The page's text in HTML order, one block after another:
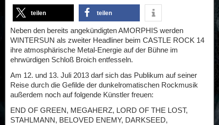
teilen teilen
Neben den bereits angekündigten AMORPHIS werden
WINTERSUN als zweiter Headliner beim CASTLE ROCK 14
ihre atmosphärische Metal-Energie auf der Bühne im
ehrwürdigen Schloß Broich entfesseln.
Am 12. und 13. Juli 2013 darf sich das Publikum auf seiner
Reise durch die Gefilde der dunkelromatischen Rockmusik
außerdem noch auf folgende Künstler freuen:
END OF GREEN, MEGAHERZ, LORD OF THE LOST,
STAHLMANN, BELOVED ENEMY, DARKSEED,